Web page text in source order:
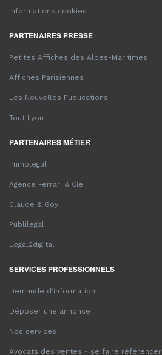
Informations cookies
PARTENAIRES PRESSE
Petites Affiches des Alpes-Maritimes
Affiches Parisiennes
Les Nouvelles Publications
Tout Lyon
PARTENAIRES MÉTIER
Immolegal
Agence Ferrari & Cie
Claude & Goy
Publilegal
Legal2digital
SERVICES PROFESSIONNELS
Demande d'information
Déposer une annonce
Nos services
Avocats des ventes - se faire référencer